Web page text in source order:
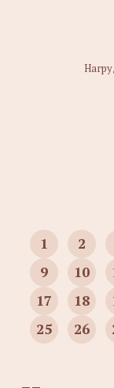
1 2
9
10
17
18
25
26